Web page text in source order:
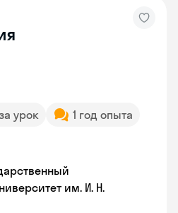
урок
1 год опыта
им. И. Н.